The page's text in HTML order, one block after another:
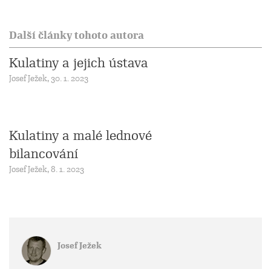
Další články tohoto autora
Kulatiny a jejich ústava
Josef Ježek, 30. 1. 2023
Kulatiny a malé lednové
bilancování
Josef Ježek, 8. 1. 2023
Josef Ježek